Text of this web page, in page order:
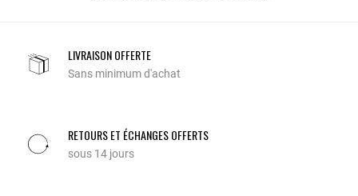
LIVRAISON OFFERTE
Sans minimum d'achat
RETOURS ET ÉCHANGES OFFERTS
sous 14 jours